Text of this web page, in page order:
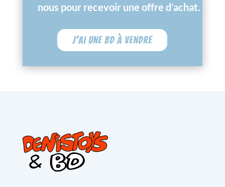
nous pour recevoir une offre d’achat.
J'ai une BD à vendre